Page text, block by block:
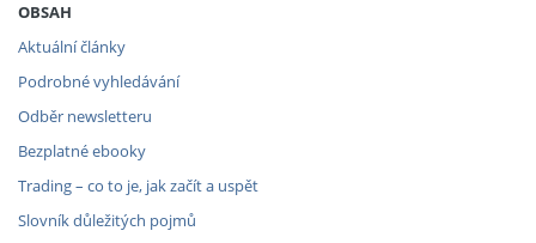
OBSAH
Aktuální články
Podrobné vyhledávání
Odběr newsletteru
Bezplatné ebooky
Trading – co to je, jak začít a uspět
Slovník důležitých pojmů